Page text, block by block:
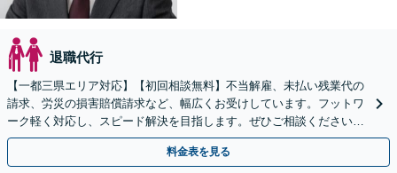
退職代行
【一都三県エリア対応】【初回相談無料】不当解雇、未払い残業代の
請求、労災の損害賠償請求など、幅広くお受けしています。フットワ
ーク軽く対応し、スピード解決を目指します。ぜひご相談ください。
【電話相談可】【WEB面談可】【休日面談可】
料金表を見る